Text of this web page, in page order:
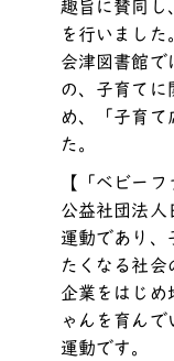
趣旨に賛同
を行いました
会津図書館で
の、子育てに
め、「子育て
た。
【「ベビー
公益社団法人
運動であり、
たくなる社会
企業をはじめ
ゃんを育んで
運動です。